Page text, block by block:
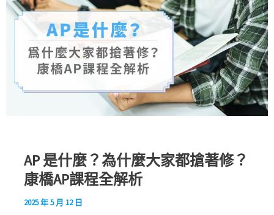
AP 是什麼？為什麼大家都搶著修？
康橋AP課程全解析
2025 年 5 月 12 日